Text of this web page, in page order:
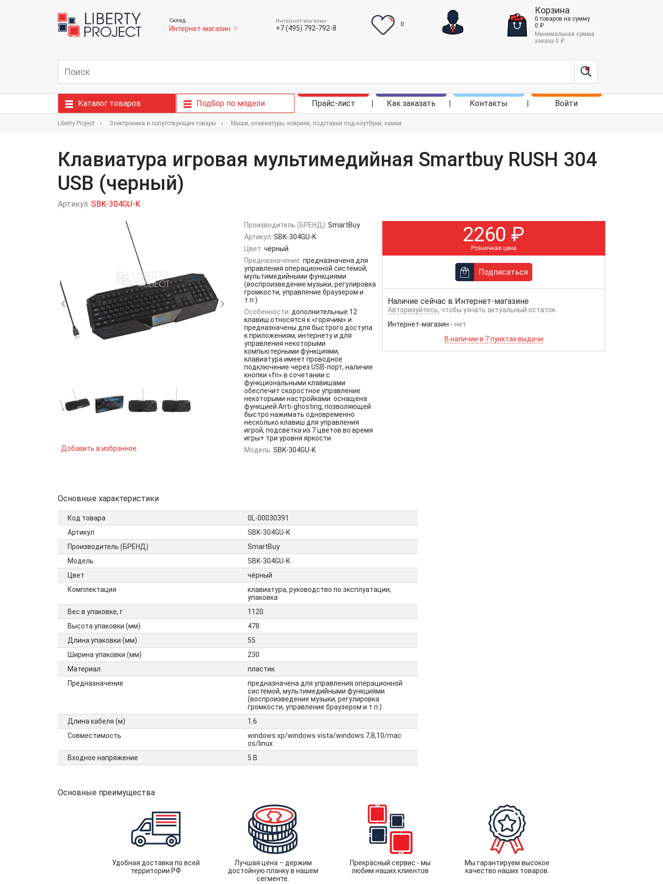
Склад
Интернет-магазин ▽
Интернет-магазин
+7 (495) 792-792-8
0
Корзина
0 товаров на сумму
0 ₽
Минимальная сумма
заказа 0 ₽
Каталог товаров Подбор по модели Прайс-лист Как заказать Контакты Войти
Liberty Project Электроника и сопутствующие товары Мыши, клавиатуры, коврики, подставки под ноутбуки, замки
Клавиатура игровая мультимедийная Smartbuy RUSH 304
USB (черный)
Артикул: SBK-304GU-K
Добавить в избранное
Производитель (БРЕНД): SmartBuy
Артикул: SBK-304GU-K
Цвет: чёрный
Предназначение: предназначена для
управления операционной системой,
мультимедийными функциями
(воспроизведение музыки, регулировка
громкости, управление браузером и
т.п.)
Особенности: дополнительные 12
клавиш относятся к «горячим» и
предназначены для быстрого доступа
к приложениям, интернету и для
управления некоторыми
компьютерными функциями,
клавиатура имеет проводное
подключение через USB-порт, наличие
кнопки «fn» в сочетании с
функциональными клавишами
обеспечит скоростное управление
некоторыми настройками. оснащена
функцией Anti-ghosting, позволяющей
быстро нажимать одновременно
несколько клавиш для управления
игрой, подсветка из 7 цветов во время
игры+ три уровня яркости
Модель: SBK-304GU-K
2260 ₽
Розничная цена
Подписаться
Наличие сейчас в Интернет-магазине
Авторизуйтесь, чтобы узнать актуальный остаток
Интернет-магазин - нет
В наличии в 7 пунктах выдачи
Основные характеристики
Код товара
0L-00030391
Артикул
SBK-304GU-K
Производитель (БРЕНД)
SmartBuy
Модель
SBK-304GU-K
Цвет
чёрный
Комплектация
клавиатура, руководство по эксплуатации,
упаковка
Вес в упаковке, г
1120
Высота упаковки (мм)
478
Длина упаковки (мм)
55
Ширина упаковки (мм)
230
Материал
пластик
Предназначение
предназначена для управления операционной
системой, мультимедийными функциями
(воспроизведение музыки, регулировка
громкости, управление браузером и т.п.)
Длина кабеля (м)
1.6
Совместимость
windows xp/windows vista/windows 7,8,10/mac
os/linux
Входное напряжение
5 В
Основные преимущества
Удобная доставка по всей
территории РФ
Лучшая цена – держим
достойную планку в нашем
сегменте.
Прекрасный сервис - мы
любим наших клиентов
Мы гарантируем высокое
качество наших товаров.